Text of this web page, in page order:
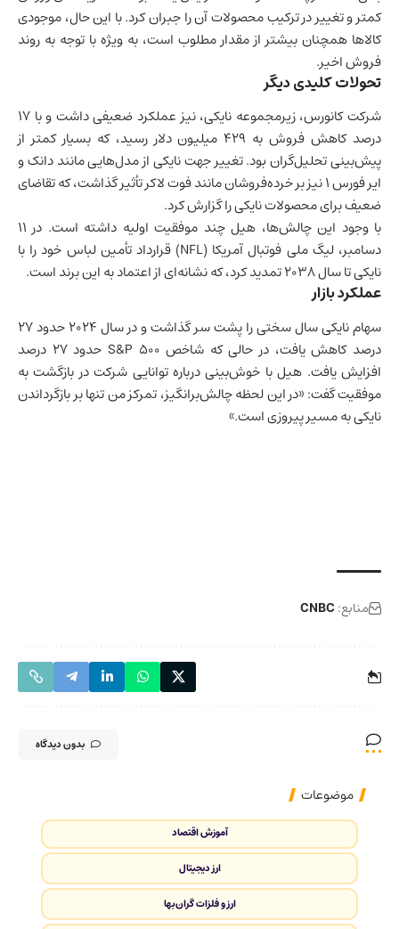
کمتر و تغییر در ترکیب محصولات آن را جبران کرد. با این حال، موجودی
کالاها همچنان بیشتر از مقدار مطلوب است، به ویژه با توجه به روند
فروش اخیر.
تحولات کلیدی دیگر
شرکت کانورس، زیرمجموعه نایکی، نیز عملکرد ضعیفی داشت و با ۱۷
درصد کاهش فروش به ۴۲۹ میلیون دلار رسید، که بسیار کمتر از
پیش‌بینی تحلیل‌گران بود. تغییر جهت نایکی از مدل‌هایی مانند دانک و
ایر فورس ۱ نیز بر خرده‌فروشان مانند فوت لاکر تأثیر گذاشت، که تقاضای
ضعیف برای محصولات نایکی را گزارش کرد.
با وجود این چالش‌ها، هیل چند موفقیت اولیه داشته است. در ۱۱
دسامبر، لیگ ملی فوتبال آمریکا (NFL) قرارداد تأمین لباس خود را با
نایکی تا سال ۲۰۳۸ تمدید کرد، که نشانه‌ای از اعتماد به این برند است.
عملکرد بازار
سهام نایکی سال سختی را پشت سر گذاشت و در سال ۲۰۲۴ حدود ۲۷
درصد کاهش یافت، در حالی که شاخص S&P 500 حدود ۲۷ درصد
افزایش یافت. هیل با خوش‌بینی درباره توانایی شرکت در بازگشت به
موفقیت گفت: «در این لحظه چالش‌برانگیز، تمرکز من تنها بر بازگرداندن
نایکی به مسیر پیروزی است.»
منابع: CNBC
بدون دیدگاه
موضوعات
آموزش اقتصاد
ارز دیجیتال
ارز و فلزات گران‌بها